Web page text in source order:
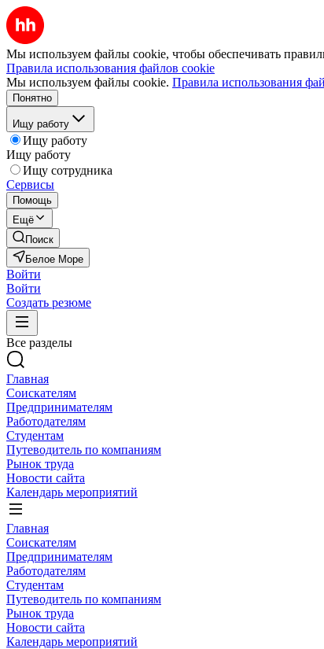
Мы используем файлы cookie, чтобы обеспечивать
Правила использования файлов cookie
Мы используем файлы cookie. Правила использования
Понятно
Ищу работу
Ищу работу
Ищу работу
Ищу сотрудника
Сервисы
Помощь
Ещё
Поиск
Белое Море
Войти
Войти
Создать резюме
Все разделы
Главная
Соискателям
Предпринимателям
Работодателям
Студентам
Путеводитель по компаниям
Рынок труда
Новости сайта
Календарь мероприятий
Главная
Соискателям
Предпринимателям
Работодателям
Студентам
Путеводитель по компаниям
Рынок труда
Новости сайта
Календарь мероприятий